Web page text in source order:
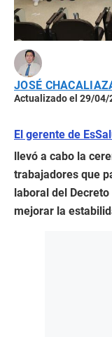
JOSÉ
Actualizado el 29/04/
El gerente de
llevó a cabo la
trabajadores que
laboral del
mejorar la